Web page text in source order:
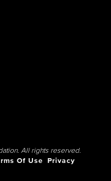
All rights reserved.
Of Use
Privacy